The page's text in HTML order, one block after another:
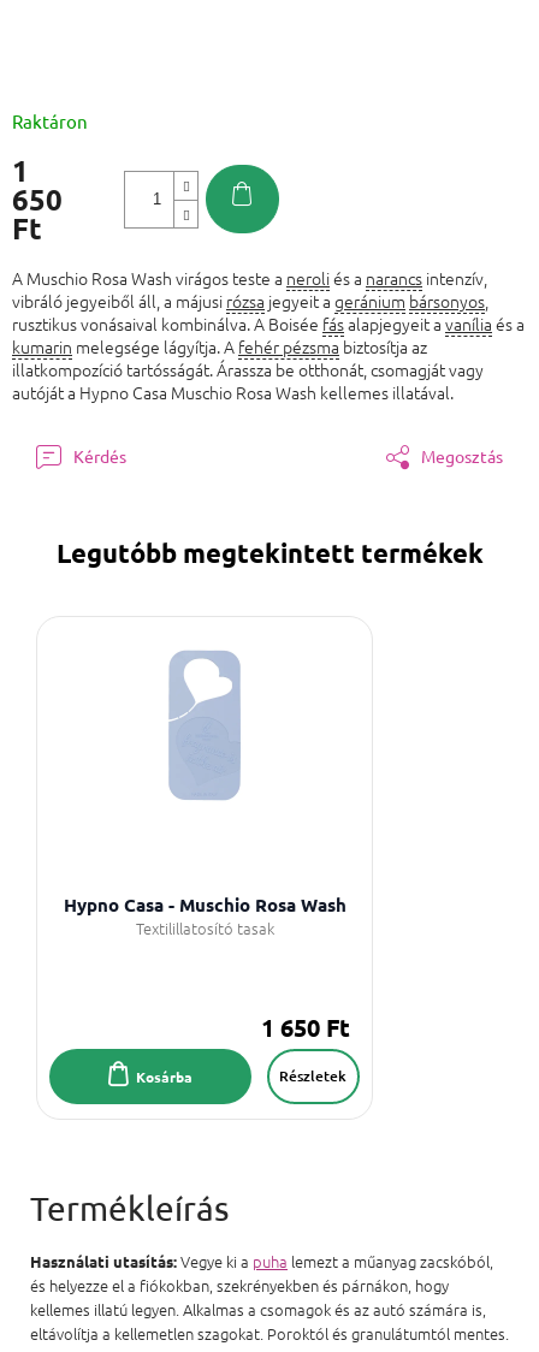
1
650
Ft
Raktáron
A Muschio Rosa Wash virágos teste a neroliés a narancs intenzív,
vibráló jegyeiből áll, a májusi rózsa jegyeit a geránium bársonyos
rusztikus vonásaival kombinálva. A Boisée fásalapjegyeit a vanília és a
kumarin melegsége lágyítja. A fehér pézsma biztosítja az
illatkompozíció tartósságát. Árassza be otthonát, csomagját vagy
autóját a Hypno Casa Muschio Rosa Wash kellemes illatával.
Kérdés Megosztás
Legutóbb megtekintett termékek
Hypno Casa - Muschio Rosa Wash
Textilillatosító tasak
1 650 Ft
Részletek
Kosárba
Használati utasítás:Vegye ki a puha lemezt a műanyag zacskóból,
és helyezze el a fiókokban, szekrényekben és párnákon, hogy
kellemes illatú legyen. Alkalmas a csomagok és az autó számára is,
eltávolítja a kellemetlen szagokat. Poroktól és granulátumtól mentes.